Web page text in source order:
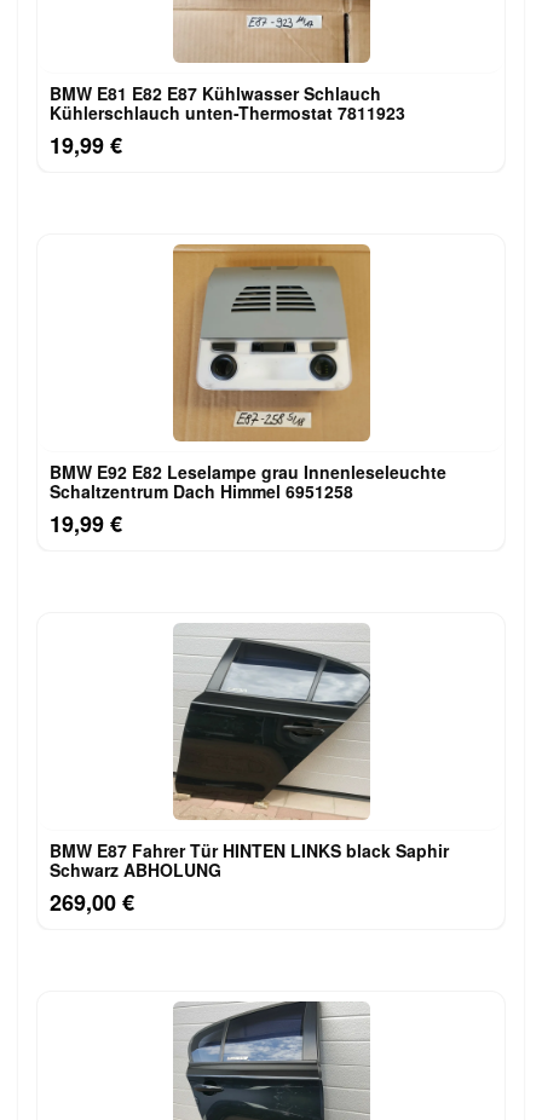
BMW E81 E82 E87 Kühlwasser Schlauch
Kühlerschlauch unten-Thermostat 7811923
19,99 €
BMW E92 E82 Leselampe grau Innenleseleuchte
Schaltzentrum Dach Himmel 6951258
19,99 €
BMW E87 Fahrer Tür HINTEN LINKS black Saphir
Schwarz ABHOLUNG
269,00 €